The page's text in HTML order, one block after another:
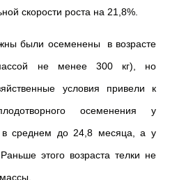
скорости роста на 21,8%.
были осеменены в возрасте
не менее 300 кг), но
условия привели к
осеменения у
в среднем до 24,8 месяца, а у
этого возраста телки не